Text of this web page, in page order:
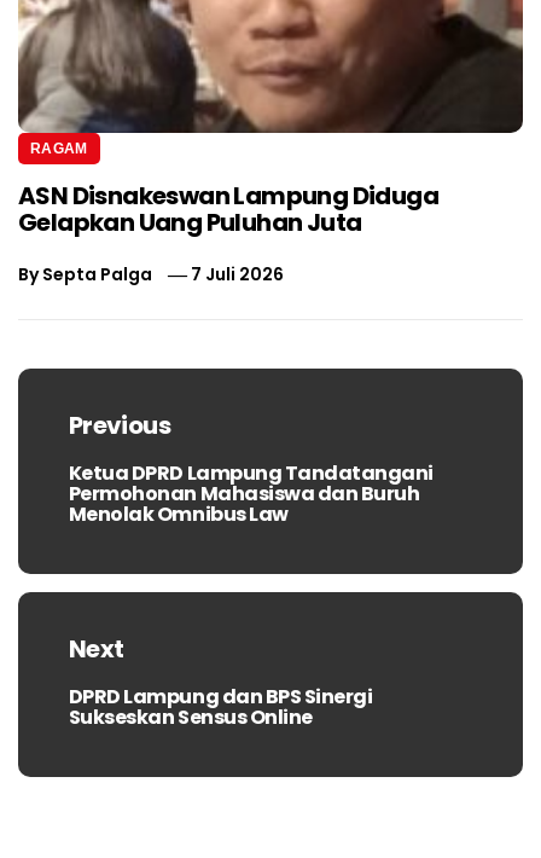
RAGAM
ASN Disnakeswan Lampung Diduga
Gelapkan Uang Puluhan Juta
BySepta Palga 7 Juli 2026
Navigasi
posPrevious
Previous
post:
Ketua DPRD Lampung Tandatangani
Permohonan Mahasiswa dan Buruh
Menolak Omnibus Law
Next
Next
post:
DPRD Lampung dan BPS Sinergi
Sukseskan Sensus Online